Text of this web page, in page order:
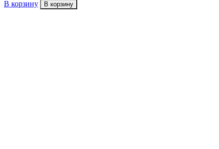
В корзину
В корзину